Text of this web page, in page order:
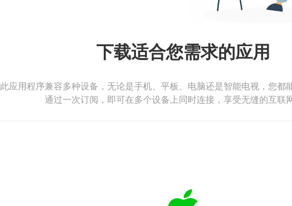
下载适合您需求的应用
此应用程序兼容多种设备，无论是手机、平板、电脑还是智能电视，您都
通过一次订阅，即可在多个设备上同时连接，享受无缝的互联网